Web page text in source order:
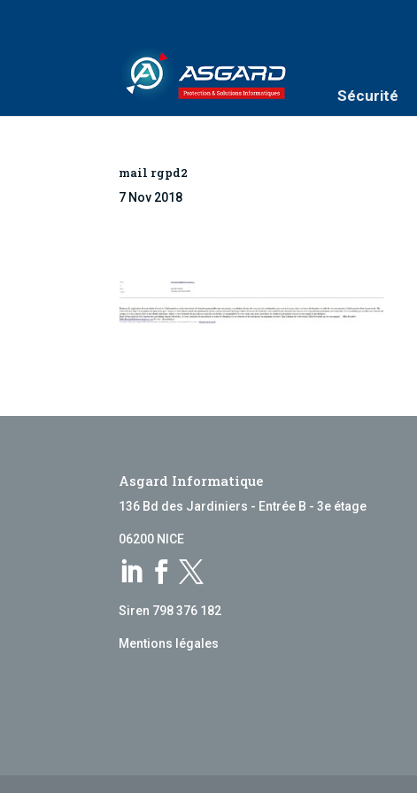
Sécurité
mail rgpd2
7 Nov 2018
Asgard Informatique
136 Bd des Jardiniers - Entrée B - 3e étage
06200 NICE
  
Siren 798 376 182
Mentions légales